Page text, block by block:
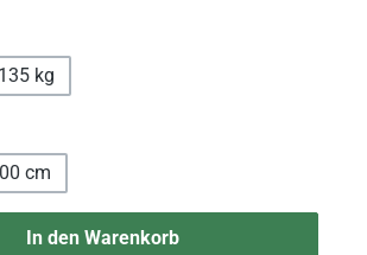
kg
cm
In den Warenkorb